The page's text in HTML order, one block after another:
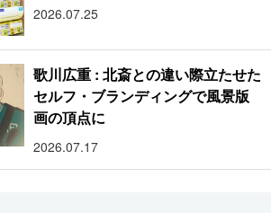
2026.07.25
歌川広重 : 北斎との違い際立たせた
セルフ・ブランディングで風景版
画の頂点に
2026.07.17